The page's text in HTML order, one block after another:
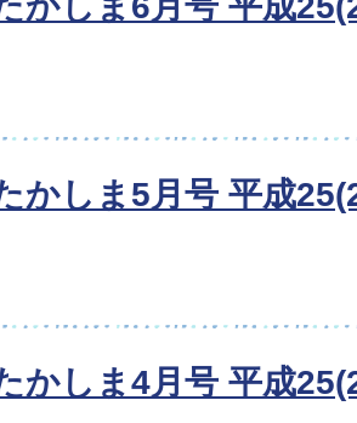
かしま5月号 平成
かしま4月号 平成